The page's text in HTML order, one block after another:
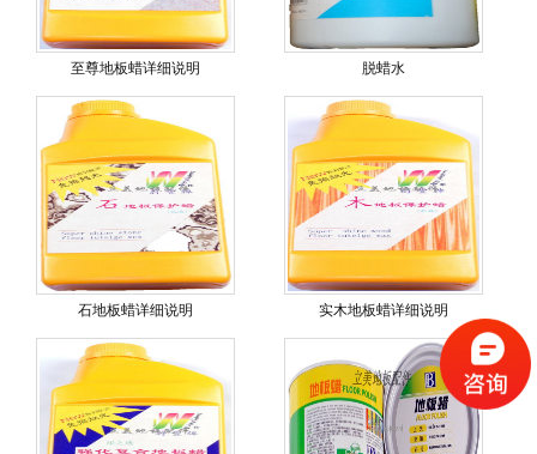
至尊地板蜡详细说明 脱蜡水
石地板蜡详细说明 实木地板蜡详细说明